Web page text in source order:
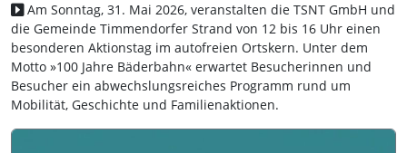
Am Sonntag, 31. Mai 2026, veranstalten die TSNT GmbH und
die Gemeinde Timmendorfer Strand von 12 bis 16 Uhr einen
besonderen Aktionstag im autofreien Ortskern. Unter dem
Motto »100 Jahre Bäderbahn« erwartet Besucherinnen und
Besucher ein abwechslungsreiches Programm rund um
Mobilität, Geschichte und Familienaktionen.